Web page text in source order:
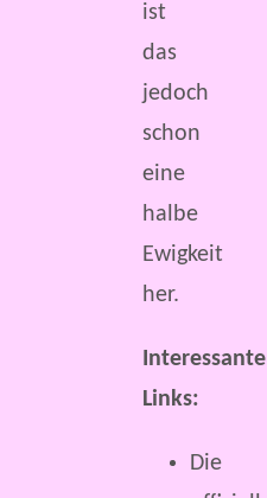
ist
das
jedoch
schon
eine
halbe
Ewigkeit
her.
Interessante
Links:
Die